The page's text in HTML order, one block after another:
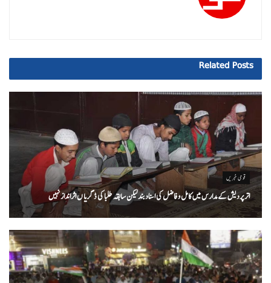
Related Posts
قومی خبریں
اتر پردیش کےمدارس میں کامل و فاضل کی اسناد بند لیکن سابقہ طلبا کی ڈگریا ں اثرانداز نہیں